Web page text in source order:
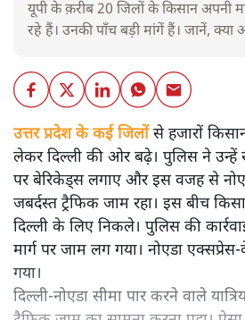
यूपी के क़रीब 20 जिलों के किसान अपनी
रहे हैं। उनकी पाँच बड़ी मांगें हैं। जानें,
उत्तर प्रदेश के कई जिलोंसे हजारों
लेकर दिल्ली की ओर बढ़े। पुलिस ने
पर बेरिकेड्स लगाए और इस वजह से
जबर्दस्त ट्रैफिक जाम रहा। इस बीच
दिल्ली के लिए निकले। पुलिस की
मार्ग पर जाम लग गया। नोएडा
गया।
दिल्ली-नोएडा सीमा पार करने वाले